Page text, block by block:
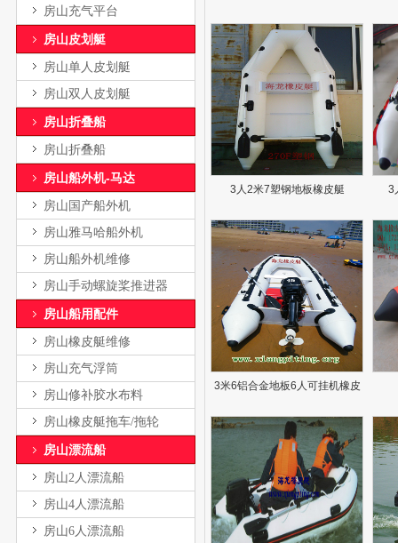
房山充气平台
房山皮划艇
房山单人皮划艇
房山双人皮划艇
房山折叠船
房山折叠船
房山船外机-马达
房山国产船外机
房山雅马哈船外机
房山船外机维修
房山手动螺旋桨推进器
房山船用配件
房山橡皮艇维修
房山充气浮筒
房山修补胶水布料
房山橡皮艇拖车/拖轮
房山漂流船
房山2人漂流船
房山4人漂流船
房山6人漂流船
3人2米7塑钢地板橡皮艇 3
3米6铝合金地板6人可挂机橡皮